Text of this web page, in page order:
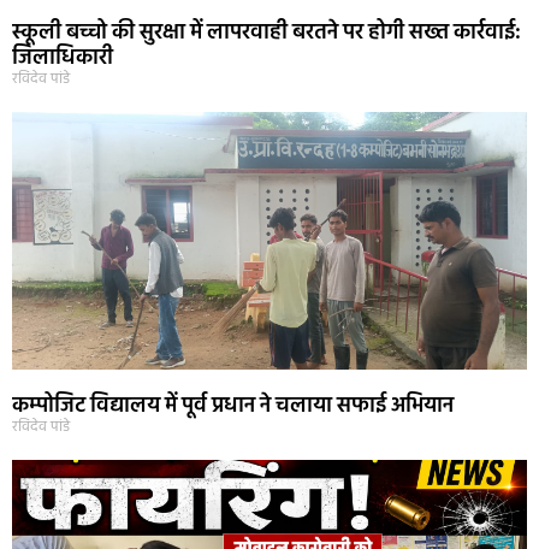
स्कूली बच्चो की सुरक्षा में लापरवाही बरतने पर होगी सख्त कार्रवाई:
जिलाधिकारी
रविदेव पांडे
कम्पोजिट विद्यालय में पूर्व प्रधान ने चलाया सफाई अभियान
रविदेव पांडे